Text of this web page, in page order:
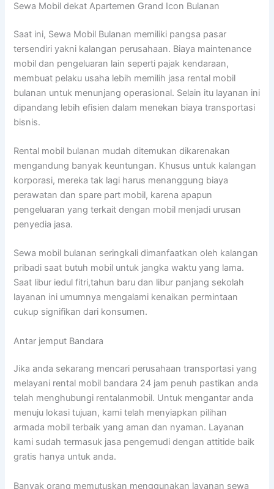
Sewa Mobil dekat Apartemen Grand Icon Bulanan
Saat ini, Sewa Mobil Bulanan memiliki pangsa pasar
tersendiri yakni kalangan perusahaan. Biaya maintenance
mobil dan pengeluaran lain seperti pajak kendaraan,
membuat pelaku usaha lebih memilih jasa rental mobil
bulanan untuk menunjang operasional. Selain itu layanan ini
dipandang lebih efisien dalam menekan biaya transportasi
bisnis.
Rental mobil bulanan mudah ditemukan dikarenakan
mengandung banyak keuntungan. Khusus untuk kalangan
korporasi, mereka tak lagi harus menanggung biaya
perawatan dan spare part mobil, karena apapun
pengeluaran yang terkait dengan mobil menjadi urusan
penyedia jasa.
Sewa mobil bulanan seringkali dimanfaatkan oleh kalangan
pribadi saat butuh mobil untuk jangka waktu yang lama.
Saat libur iedul fitri,tahun baru dan libur panjang sekolah
layanan ini umumnya mengalami kenaikan permintaan
cukup signifikan dari konsumen.
Antar jemput Bandara
Jika anda sekarang mencari perusahaan transportasi yang
melayani rental mobil bandara 24 jam penuh pastikan anda
telah menghubungi rentalanmobil. Untuk mengantar anda
menuju lokasi tujuan, kami telah menyiapkan pilihan
armada mobil terbaik yang aman dan nyaman. Layanan
kami sudah termasuk jasa pengemudi dengan attitide baik
gratis hanya untuk anda.
Banyak orang memutuskan menggunakan layanan sewa